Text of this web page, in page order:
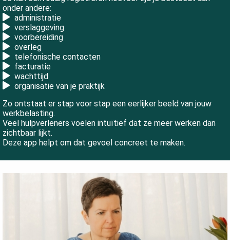
onder andere:
administratie
verslaggeving
voorbereiding
overleg
telefonische contacten
facturatie
wachttijd
organisatie van je praktijk
Zo ontstaat er stap voor stap een eerlijker beeld van jouw
werkbelasting.
Veel hulpverleners voelen intuïtief dat ze meer werken dan
zichtbaar lijkt.
Deze app helpt om dat gevoel concreet te maken.